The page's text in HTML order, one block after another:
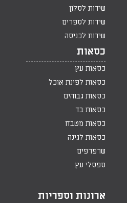
שידות לסלון
שידות לספרים
שידות לכניסה
כסאות
כסאות עץ
כסאות לפינת אוכל
כסאות גבוהים
כסאות בד
כסאות מטבח
כסאות לגינה
שרפרפים
ספסלי עץ
ארונות וספריות